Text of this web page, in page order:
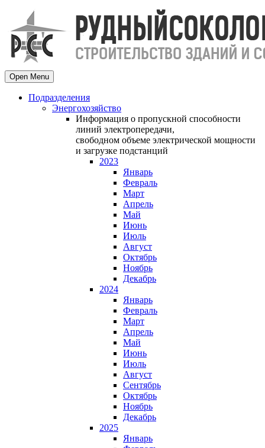
Open Menu
Подразделения
Энергохозяйство
Информация о пропускной способности
линий электропередачи,
свободном объеме электрической мощности
и загрузке подстанций
2023
Январь
Февраль
Март
Апрель
Май
Июнь
Июль
Август
Октябрь
Ноябрь
Декабрь
2024
Январь
Февраль
Март
Апрель
Май
Июнь
Июль
Август
Сентябрь
Октябрь
Ноябрь
Декабрь
2025
Январь